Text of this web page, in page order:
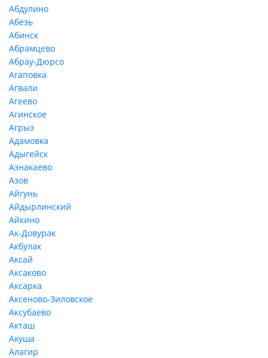
Абдулино
Абезь
Абинск
Абрамцево
Абрау-Дюрсо
Агаповка
Агвали
Агеево
Агинское
Агрыз
Адамовка
Адыгейск
Азнакаево
Азов
Айгунь
Айдырлинский
Айкино
Ак-Довурак
Акбулак
Аксай
Аксаково
Аксарка
Аксеново-Зиловское
Аксубаево
Акташ
Акуша
Алагир